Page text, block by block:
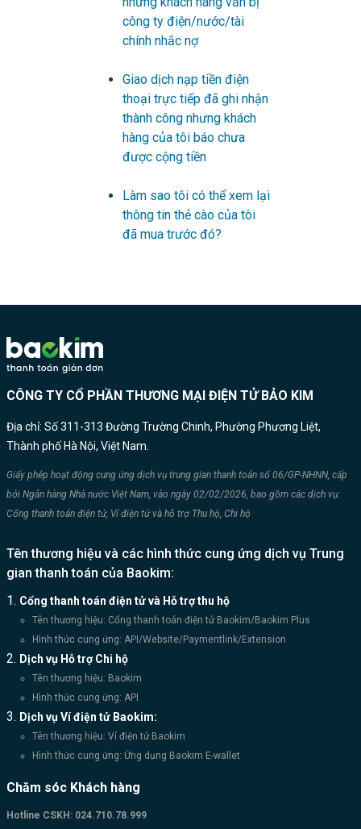
công ty điện/nước/tài
chính nhắc nợ
Giao dịch nạp tiền điện
thoại trực tiếp đã ghi nhận
thành công nhưng khách
hàng của tôi báo chưa
được cộng tiền
Làm sao tôi có thể xem lại
thông tin thẻ cào của tôi
đã mua trước đó?
CÔNG TY CỔ PHẦN THƯƠNG MẠI ĐIỆN TỬ BẢO KIM
Địa chỉ: Số 311-313 Đường Trường Chinh, Phường Phương Liệt,
Thành phố Hà Nội, Việt Nam.
Giấy phép hoạt động cung ứng dịch vụ trung gian thanh toán số 06/GP-NHNN, cấp
bởi Ngân hàng Nhà nước Việt Nam, vào ngày 02/02/2026, bao gồm các dịch vụ:
Cổng thanh toán điện tử, Ví điện tử và hỗ trợ Thu hộ, Chi hộ
Tên thương hiệu và các hình thức cung ứng dịch vụ Trung
gian thanh toán của Baokim:
Cổng thanh toán điện tử và Hỗ trợ thu hộ
Tên thương hiệu: Cổng thanh toán điện tử Baokim/Baokim Plus
Hình thức cung ứng: API/Website/Paymentlink/Extension
Dịch vụ Hỗ trợ Chi hộ
Tên thương hiệu: Baokim
Hình thức cung ứng: API
Dịch vụ Ví điện tử Baokim:
Tên thương hiệu: Ví điện tử Baokim
Hình thức cung ứng: Ứng dụng Baokim E-wallet
Chăm sóc Khách hàng
Hotline CSKH: 024.710.78.999